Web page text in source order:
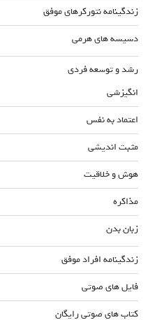
زندگینامه نتورکرهای موفق
دسیسه های هرمی
رشد و توسعه فردی
انگیزشی
اعتماد به نفس
مثبت اندیشی
هوش و خلاقیت
مذاکره
زبان بدن
زندگینامه افراد موفق
فایل های صوتی
کتاب های صوتی رایگان